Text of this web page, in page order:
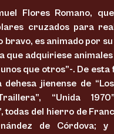
Flores Romano,
cruzados para
bravo, es animado por
que adquiriese animales
que otros”-. De
jienense de
“Unida
todas del hierro de
de Córdova; y